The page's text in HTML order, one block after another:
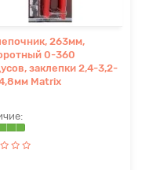
263мм,
0-360
заклепки 2,4-3,2-
Matrix